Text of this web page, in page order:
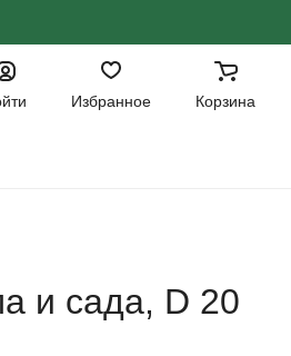
Избранное Корзина
и сада, D 20